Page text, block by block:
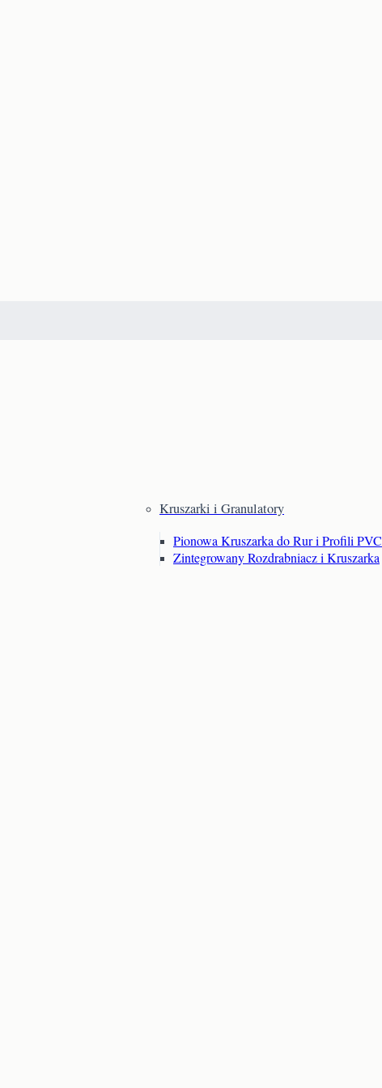
Kruszarki i Granulatory
Pionowa Kruszarka do Rur i Profili PVC
Zintegrowany Rozdrabniacz i Kruszarka